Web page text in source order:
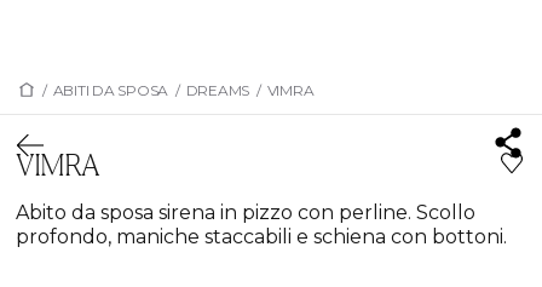
/ ABITI DA SPOSA / DREAMS / VIMRA
VIMRA
Abito da sposa sirena in pizzo con perline. Scollo
profondo, maniche staccabili e schiena con bottoni.